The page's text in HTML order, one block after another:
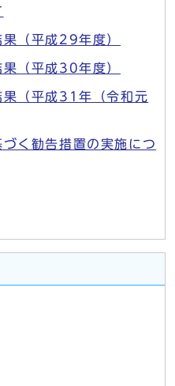
（平成29年度）
（平成30年度）
（平成31年（令和元
く勧告措置の実施につ